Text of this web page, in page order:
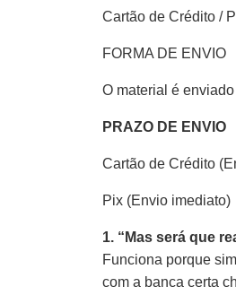
Cartão de Crédito /
FORMA DE ENVIO
O material é
PRAZO DE ENVIO
Cartão de Crédito
Pix (Envio imediato)
1. “Mas será que
Funciona porque
com a banca certa